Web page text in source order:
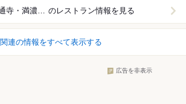
琴平・善通寺・満濃池周辺 のレストラン情報を見る
関連の情報をすべて表示する
広告を非表示